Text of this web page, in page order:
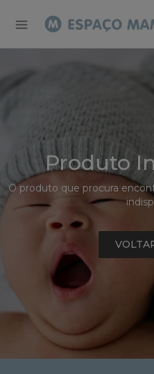
Detalhe
de
Produto
-
Produto
Produto
O produto que procura